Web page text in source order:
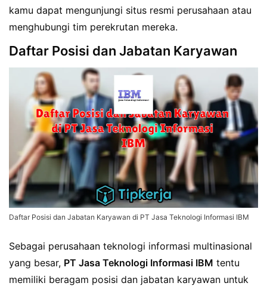
kamu dapat mengunjungi situs resmi perusahaan atau
menghubungi tim perekrutan mereka.
Daftar Posisi dan Jabatan Karyawan
Daftar Posisi dan Jabatan Karyawan di PT Jasa Teknologi Informasi IBM
Sebagai perusahaan teknologi informasi multinasional
yang besar, PT Jasa Teknologi Informasi IBM tentu
memiliki beragam posisi dan jabatan karyawan untuk